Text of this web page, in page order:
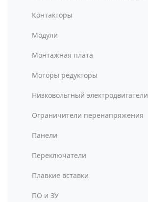
Контакторы
Модули
Монтажная плата
Моторы редукторы
Низковольтный электродвигатели
Ограничители перенапряжения
Панели
Переключатели
Плавкие вставки
ПО и ЗУ